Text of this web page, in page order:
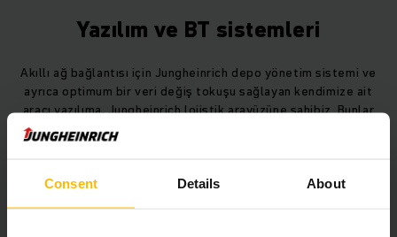
Consent Details About
Yazılım ve BT sistemleri
Akıllı ağ bağlantısı için Jungheinrich depo yönetim sistemi ve
ayrıca optimum bir veri değiş tokuşu sağlayan kendimize ait
aracı yazılıma, Jungheinrich lojistik arayüzüne sahibiz. Bunlar
esnek bir şekilde uyarlanabilir ve her zaman güncellenebilir
durumdadır. Bu şekilde endüstri 4.0 ve Internet of Things
DAHA FAZLA GÖSTER